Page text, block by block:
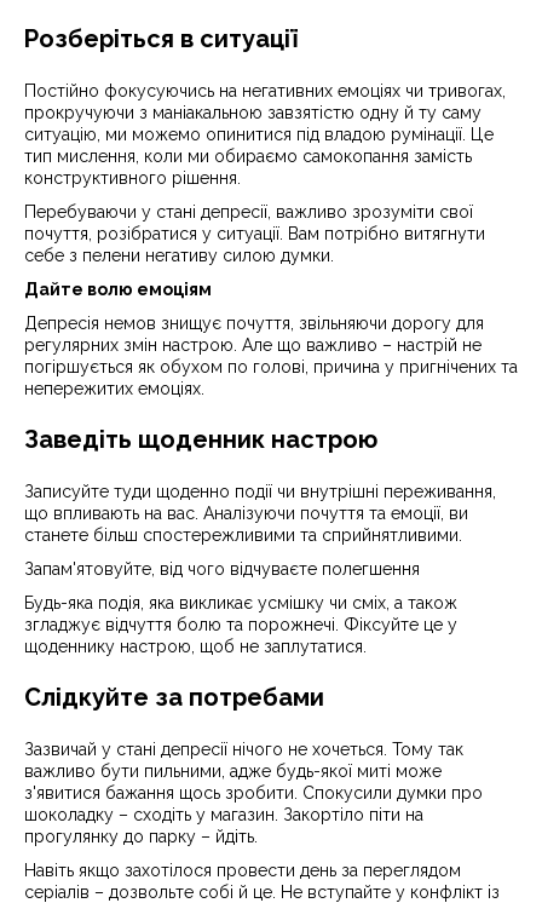
Розберіться в ситуації
Постійно фокусуючись на негативних емоціях чи тривогах,
прокручуючи з маніакальною завзятістю одну й ту саму
ситуацію, ми можемо опинитися під владою румінації. Це
тип мислення, коли ми обираємо самокопання замість
конструктивного рішення.
Перебуваючи у стані депресії, важливо зрозуміти свої
почуття, розібратися у ситуації. Вам потрібно витягнути
себе з пелени негативу силою думки.
Дайте волю емоціям
Депресія немов знищує почуття, звільняючи дорогу для
регулярних змін настрою. Але що важливо – настрій не
погіршується як обухом по голові, причина у пригнічених та
непережитих емоціях.
Заведіть щоденник настрою
Записуйте туди щоденно події чи внутрішні переживання,
що впливають на вас. Аналізуючи почуття та емоції, ви
станете більш спостережливими та сприйнятливими.
Запам'ятовуйте, від чого відчуваєте полегшення
Будь-яка подія, яка викликає усмішку чи сміх, а також
згладжує відчуття болю та порожнечі. Фіксуйте це у
щоденнику настрою, щоб не заплутатися.
Слідкуйте за потребами
Зазвичай у стані депресії нічого не хочеться. Тому так
важливо бути пильними, адже будь-якої миті може
з'явитися бажання щось зробити. Спокусили думки про
шоколадку – сходіть у магазин. Закортіло піти на
прогулянку до парку – йдіть.
Навіть якщо захотілося провести день за переглядом
серіалів – дозвольте собі й це. Не вступайте у конфлікт із